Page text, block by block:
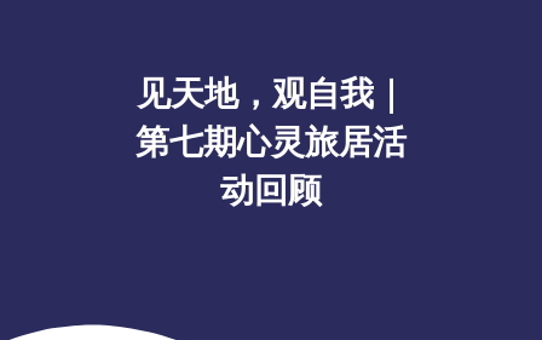
见天地，观自我｜
第七期心灵旅居活
动回顾